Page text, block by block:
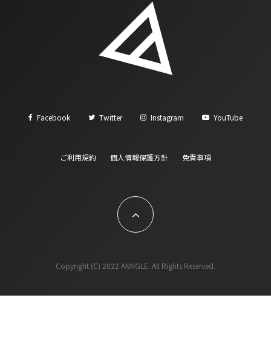
Facebook Twitter Instagram YouTube
ご利用規約 個人情報保護方針 免責事項
Copyright (C) 2022 ANNGLE. All Rights Reserved.